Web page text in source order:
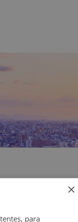
×
para